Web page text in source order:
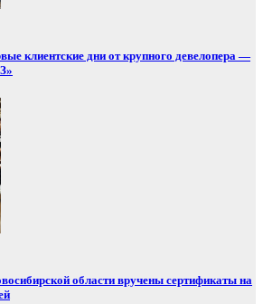
клиентские дни от крупного девелопера —
области вручены сертификаты на